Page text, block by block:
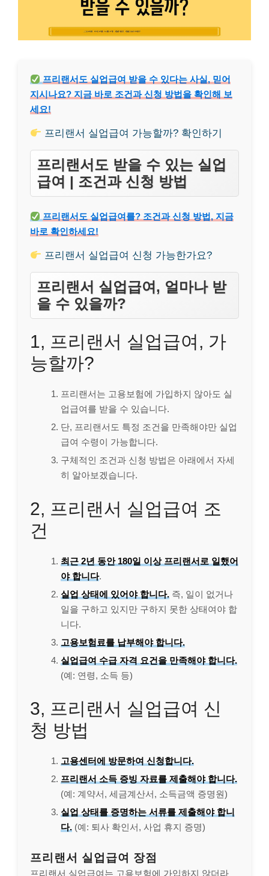
프리랜서도 실업급여 받을 수 있다는 사실, 믿어
지시나요? 지금 바로 조건과 신청 방법을 확인해 보
세요!
프리랜서 실업급여 가능할까? 확인하기
프리랜서도 받을 수 있는 실업
급여 | 조건과 신청 방법
프리랜서도 실업급여를? 조건과 신청 방법, 지금
바로 확인하세요!
프리랜서 실업급여 신청 가능한가요?
프리랜서 실업급여, 얼마나 받
을 수 있을까?
1, 프리랜서 실업급여, 가
능할까?
프리랜서는 고용보험에 가입하지 않아도 실
업급여를 받을 수 있습니다.
단, 프리랜서도 특정 조건을 만족해야만 실업
급여 수령이 가능합니다.
구체적인 조건과 신청 방법은 아래에서 자세
히 알아보겠습니다.
2, 프리랜서 실업급여 조
건
최근 2년 동안 180일 이상 프리랜서로 일했어
야 합니다.
실업 상태에 있어야 합니다. 즉, 일이 없거나
일을 구하고 있지만 구하지 못한 상태여야 합
니다.
고용보험료를 납부해야 합니다.
실업급여 수급 자격 요건을 만족해야 합니다.
(예: 연령, 소득 등)
3, 프리랜서 실업급여 신
청 방법
고용센터에 방문하여 신청합니다.
프리랜서 소득 증빙 자료를 제출해야 합니다.
(예: 계약서, 세금계산서, 소득금액 증명원)
실업 상태를 증명하는 서류를 제출해야 합니
다. (예: 퇴사 확인서, 사업 휴지 증명)
프리랜서 실업급여 장점
프리랜서 실업급여는 고용보험에 가입하지 않더라